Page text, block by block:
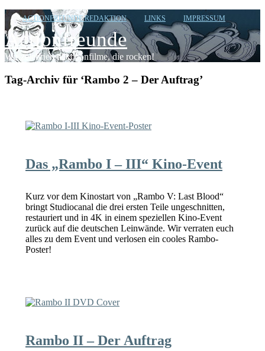
ACTIONFREUNDE REDAKTION LINKS IMPRESSUM
Actionfreunde
Wir zelebrieren Actionfilme, die rocken!
Tag-Archiv für ‘Rambo 2 – Der Auftrag’
Das „Rambo I – III“ Kino-Event
Kurz vor dem Kinostart von „Rambo V: Last Blood“
bringt Studiocanal die drei ersten Teile ungeschnitten,
restauriert und in 4K in einem speziellen Kino-Event
zurück auf die deutschen Leinwände. Wir verraten euch
alles zu dem Event und verlosen ein cooles Rambo-
Poster!
Rambo II – Der Auftrag